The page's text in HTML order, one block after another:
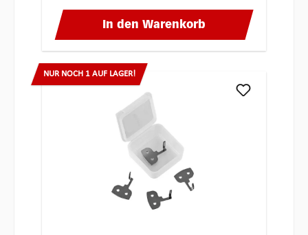
In den Warenkorb
NUR NOCH 1 AUF LAGER!